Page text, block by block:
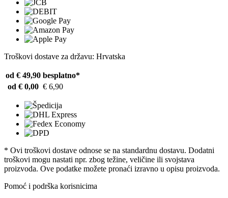
Troškovi dostave za državu: Hrvatska
od € 49,90 besplatno*
od € 0,00 € 6,90
* Ovi troškovi dostave odnose se na standardnu ​​dostavu. Dodatni
troškovi mogu nastati npr. zbog težine, veličine ili svojstava
proizvoda. Ove podatke možete pronaći izravno u opisu proizvoda.
Pomoć i podrška korisnicima